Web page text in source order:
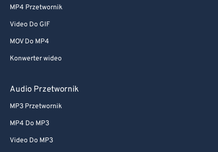
MP4 Przetwornik
Video Do GIF
MOV Do MP4
Konwerter wideo
Audio Przetwornik
MP3 Przetwornik
MP4 Do MP3
Video Do MP3